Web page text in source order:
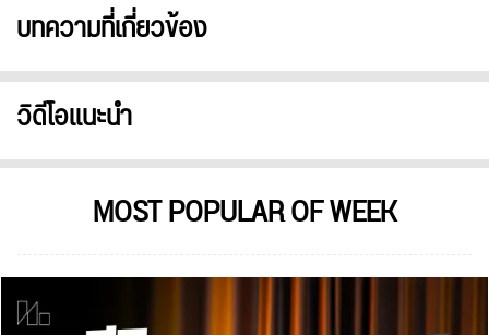
บทความที่เกี่ยวข้อง
วิดีโอแนะนำ
MOST POPULAR OF WEEK